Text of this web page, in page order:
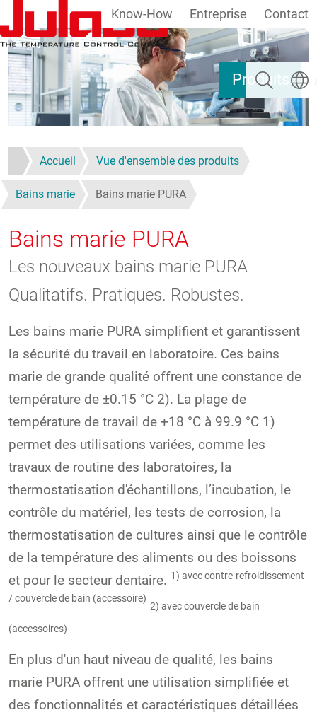
Aller au contenu principal
Produits
Know-How Entreprise Contact
Rechercher
Accueil Vue d'ensemble des produits
Bains marie Bains marie PURA
Bains marie PURA
Les nouveaux bains marie PURA
Qualitatifs. Pratiques. Robustes.
Les bains marie PURA simplifient et garantissent
la sécurité du travail en laboratoire. Ces bains
marie de grande qualité offrent une constance de
température de ±0.15 °C 2). La plage de
température de travail de +18 °C à 99.9 °C 1)
permet des utilisations variées, comme les
travaux de routine des laboratoires, la
thermostatisation d'échantillons, l’incubation, le
contrôle du matériel, les tests de corrosion, la
thermostatisation de cultures ainsi que le contrôle
de la température des aliments ou des boissons
et pour le secteur dentaire. 1) avec contre-refroidissement
/ couvercle de bain (accessoire)
2) avec couvercle de bain
(accessoires)
En plus d'un haut niveau de qualité, les bains
marie PURA offrent une utilisation simplifiée et
des fonctionnalités et caractéristiques détaillées